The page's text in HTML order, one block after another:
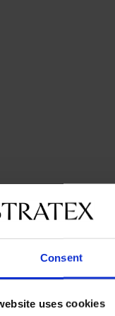
Consent
uses cookies